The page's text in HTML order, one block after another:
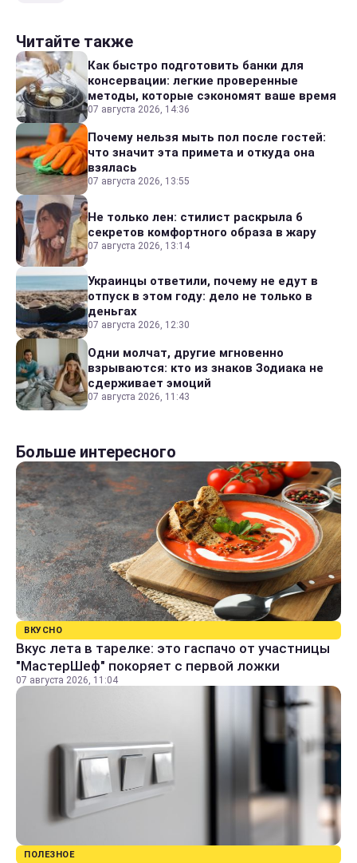
Читайте также
Как быстро подготовить банки для
консервации: легкие проверенные
методы, которые сэкономят ваше время
07 августа 2026, 14:36
Почему нельзя мыть пол после гостей:
что значит эта примета и откуда она
взялась
07 августа 2026, 13:55
Не только лен: стилист раскрыла 6
секретов комфортного образа в жару
07 августа 2026, 13:14
Украинцы ответили, почему не едут в
отпуск в этом году: дело не только в
деньгах
07 августа 2026, 12:30
Одни молчат, другие мгновенно
взрываются: кто из знаков Зодиака не
сдерживает эмоций
07 августа 2026, 11:43
Больше интересного
ВКУСНО
Вкус лета в тарелке: это гаспачо от участницы
"МастерШеф" покоряет с первой ложки
07 августа 2026, 11:04
ПОЛЕЗНОЕ